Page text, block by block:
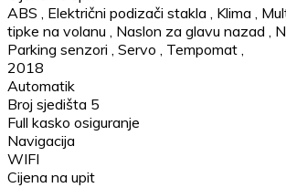
ABS , Električni podizači stakla , Klima ,
tipke na volanu , Naslon za glavu nazad ,
Parking senzori , Servo , Tempomat ,
2018
Automatik
Broj sjedišta 5
Full kasko osiguranje
Navigacija
WIFI
Cijena na upit